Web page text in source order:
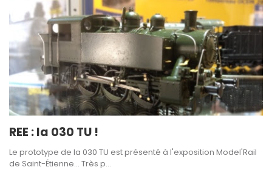
REE : la 030 TU !
Le prototype de la 030 TU est présenté à l'exposition Model'Rail
de Saint-Étienne... Très p…